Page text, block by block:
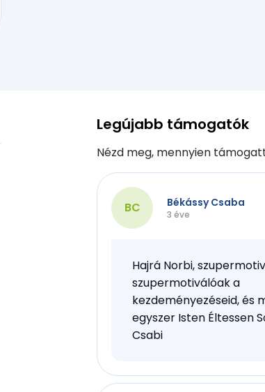
Legújabb támogatók
Nézd meg, mennyien
BC Békássy Csaba
3 éve
Hajrá Norbi,
szupermotiválóak a
kezdeményezéseid, és
egyszer Isten Éltessen
Csabi